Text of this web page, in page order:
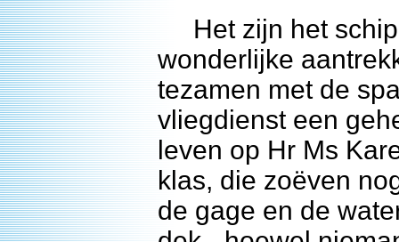
Het zijn het schip
wonderlijke
tezamen met de
vliegdienst een
leven op Hr Ms
klas, die zoëven
de gage en de